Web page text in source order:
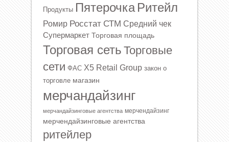
Продукты Пятерочка Ритейл
Ромир Росстат СТМ Средний чек
Супермаркет Торговая площадь
Торговая сеть Торговые
сети ФАС Х5 Retail Group закон о
торговле магазин
мерчандайзинг
мерчандайзинговые агентства мерчендайзинг
мерчендайзинговые агентства
ритейлер